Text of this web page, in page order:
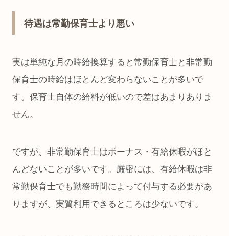
待遇は常勤保育士より悪い
実は単純な月の時給換算すると常勤保育士と非常勤
保育士の時給はほとんど変わらないことが多いで
す。保育士自体の給料が低いので差はあまりありま
せん。
ですが、非常勤保育士はボーナス・有給休暇がほと
んどないことが多いです。厳密には、有給休暇は非
常勤保育士でも勤務時間によって付与する必要があ
りますが、実質利用できるところは少ないです。